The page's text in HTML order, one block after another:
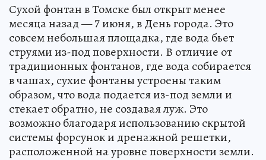
Сухой фонтан в Томске был открыт менее
месяца назад — 7 июня, в День города. Это
совсем небольшая площадка, где вода бьет
струями из-под поверхности. В отличие от
традиционных фонтанов, где вода собирается
в чашах, сухие фонтаны устроены таким
образом, что вода подается из-под земли и
стекает обратно, не создавая луж. Это
возможно благодаря использованию скрытой
системы форсунок и дренажной решетки,
расположенной на уровне поверхности земли.